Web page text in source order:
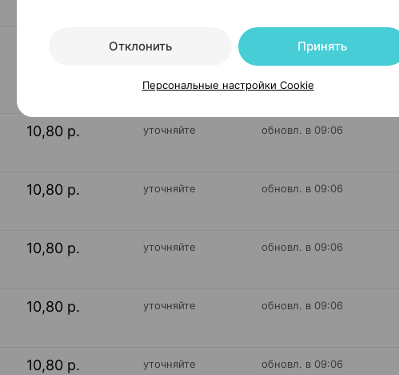
уточняйте обновл. в 09:06
10,80 р. уточняйте обновл. в 09:06
10,80 р. уточняйте обновл. в 09:06
10,80 р. уточняйте обновл. в 09:06
10,80 р. уточняйте обновл. в 09:06
10,80 р. уточняйте обновл. в 09:06
Отклонить Принять
Персональные настройки Cookie